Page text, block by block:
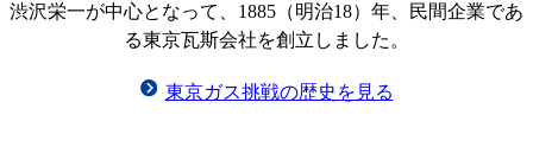
渋沢栄一が中心となって、1885（明治18）年、民間企業であ
る東京瓦斯会社を創立しました。
東京ガス挑戦の歴史を見る